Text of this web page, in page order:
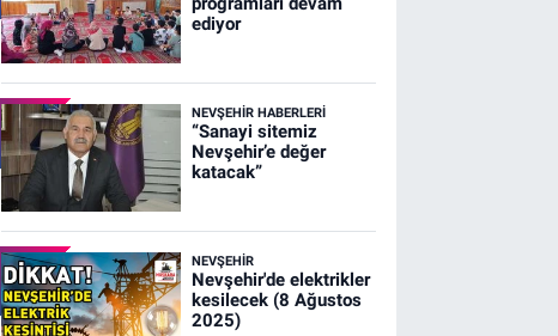
ediyor
NEVŞEHIR HABERLERI
“Sanayi sitemiz
Nevşehir’e değer
katacak”
NEVŞEHIR
Nevşehir'de elektrikler
kesilecek (8 Ağustos
2025)